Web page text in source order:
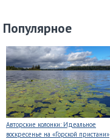
Популярное
Авторские колонки: Идеальное
воскресенье на «Горской пристани»